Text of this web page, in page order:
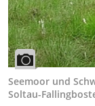
Seemoor und
Soltau-